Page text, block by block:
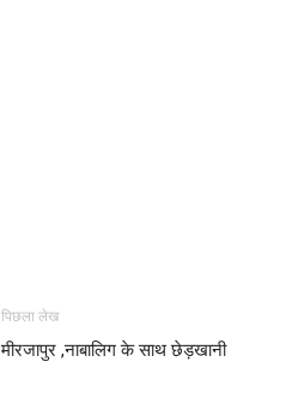
पिछला लेख
मीरजापुर ,नाबालिग के साथ छेड़खानी